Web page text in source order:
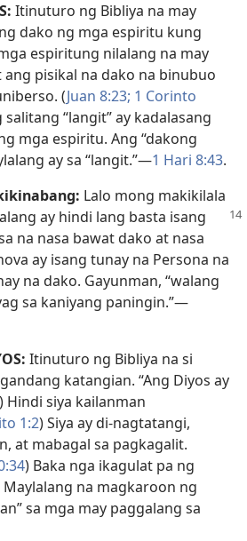
Itinuturo ng Bibliya na may
dako ng mga espiritu kung
espiritung nilalang na may
pisikal na dako na binubuo
(Juan 8:23; 1 Corinto
salitang “langit” ay kadalasang
mga espiritu. Ang “dakong
ay sa “langit.”—1 Hari 8:43.
Lalo mong makikilala
ay hindi lang basta isang
na nasa bawat dako at nasa
ay isang tunay na Persona na
na dako. Gayunman, “walang
sa kaniyang paningin.”—
Itinuturo ng Bibliya na si
katangian. “Ang Diyos ay
) Hindi siya kailanman
1:2) Siya ay di-nagtatangi,
at mabagal sa pagkagalit.
) Baka nga ikagulat pa ng
na magkaroon ng
sa mga may paggalang sa